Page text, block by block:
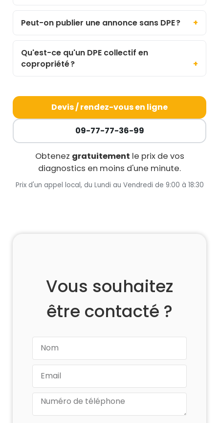
Peut-on publier une annonce sans DPE ?
Qu'est-ce qu'un DPE collectif en
copropriété ?
Devis / rendez-vous en ligne
09-77-77-36-99
Obtenez gratuitement le prix de vos
diagnostics en moins d'une minute.
Prix d'un appel local, du Lundi au Vendredi de 9:00 à 18:30
Vous souhaitez
être contacté ?